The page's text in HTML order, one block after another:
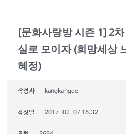
[문화사랑방 시즌 1] 2
실로 모이자 (희망세상
혜정)
작성자 kangkangee
작성일 2017-02-07 16:32